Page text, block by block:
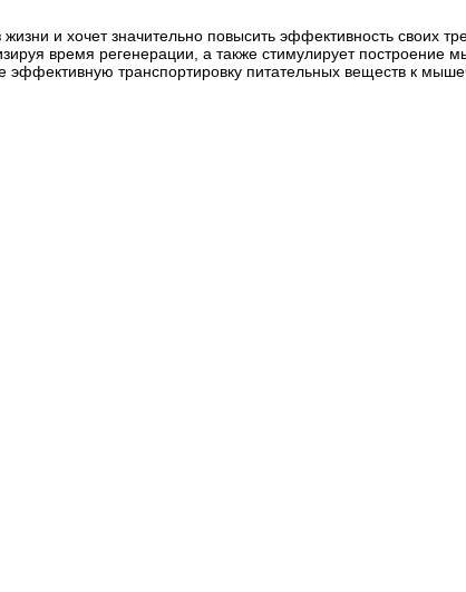
и хочет значительно повысить эффективность своих
время регенерации, а также стимулирует построение
транспортировку питательных веществ к